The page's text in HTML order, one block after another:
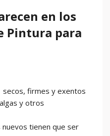
en los
Pintura para
firmes y exentos
y otros
tienen que ser